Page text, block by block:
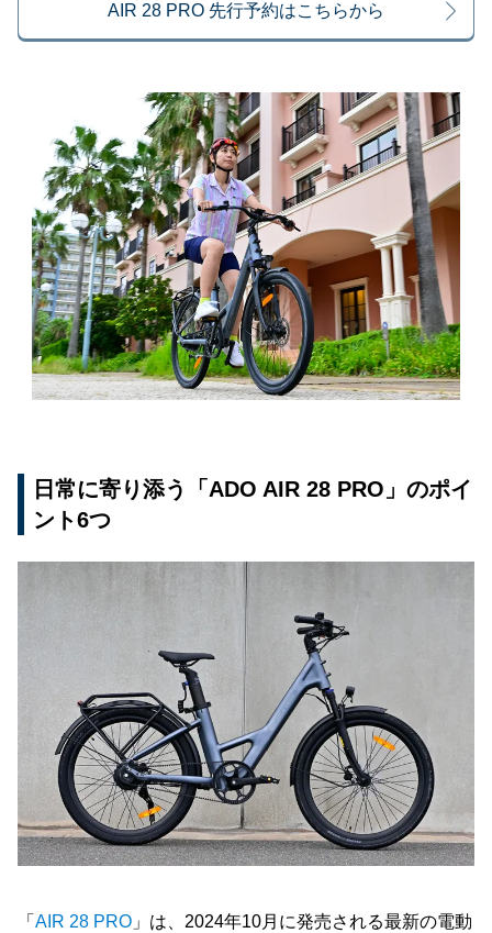
AIR 28 PRO 先行予約はこちらから
日常に寄り添う「ADO AIR 28 PRO」のポイ
ント6つ
「 AIR 28 PRO 」は、2024年10月に発売される最新の電動